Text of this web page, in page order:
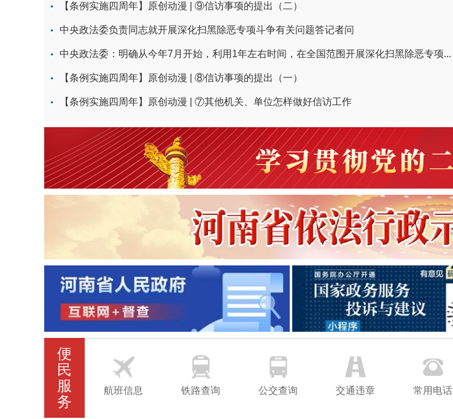
【条例实施四周年】原创动漫 | ⑨信访事项的提出（二）
中央政法委负责同志就开展深化扫黑除恶专项斗争有关问题答记者问
中央政法委：明确从今年7月开始，利用1年左右时间，在全国范围开展深化扫黑除恶专项...
【条例实施四周年】原创动漫 | ⑧信访事项的提出（一）
【条例实施四周年】原创动漫 | ⑦其他机关、单位怎样做好信访工作
便
民
服
务
航班信息 铁路查询 公交查询 交通违章 常用电话